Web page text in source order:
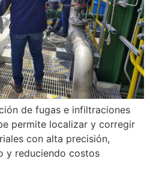
de fugas e infiltraciones
permite localizar y corregir
con alta precisión,
y reduciendo costos